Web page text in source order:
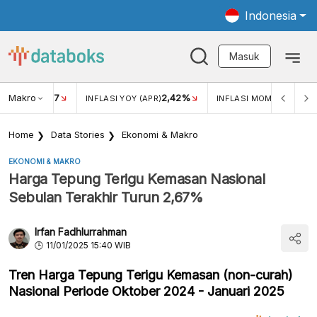
Indonesia
Masuk
Makro
USD/IDR 17 INFLASI YOY (APR)2,42% INFLASI MOM (MAR)
Home Data Stories Ekonomi & Makro
EKONOMI & MAKRO
Harga Tepung Terigu Kemasan Nasional
Sebulan Terakhir Turun 2,67%
Irfan Fadhlurrahman
11/01/2025 15:40 WIB
Tren Harga Tepung Terigu Kemasan (non-curah)
Nasional Periode Oktober 2024 - Januari 2025